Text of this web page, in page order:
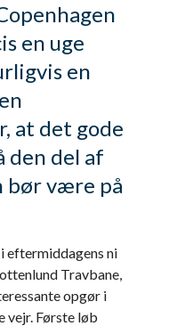
en uge
en
at det gode
del af
bør være på
eftermiddagens ni
Travbane,
opgør i
vejr. Første løb